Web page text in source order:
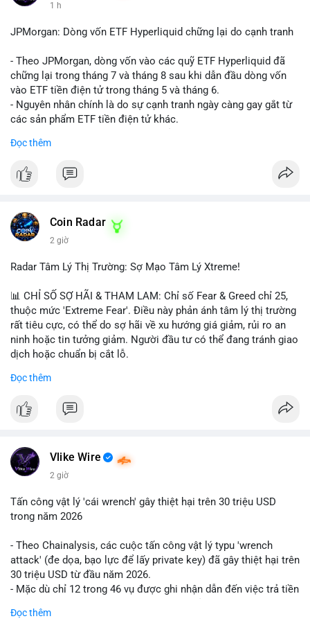
1 h
JPMorgan: Dòng vốn ETF Hyperliquid chững lại do cạnh tranh
- Theo JPMorgan, dòng vốn vào các quỹ ETF Hyperliquid đã
chững lại trong tháng 7 và tháng 8 sau khi dẫn đầu dòng vốn
vào ETF tiền điện tử trong tháng 5 và tháng 6.
- Nguyên nhân chính là do sự cạnh tranh ngày càng gay gắt từ
các sản phẩm ETF tiền điện tử khác.
Hyperliquid có thể đã giảm bớt, ảnh hưởng đến dòng vốn và
- Nhà đầu tư cần theo dõi sát sao diễn biến thị trường và các
#binancesquare #cryptonews
📰 Nguồn: CoinDesk
Đọc thêm
Coin Radar
2 giờ
Radar Tâm Lý Thị Trường: Sợ Mạo Tâm Lý Xtreme!
📊 CHỈ SỐ SỢ HÃI & THAM LAM: Chỉ số Fear & Greed chỉ 25,
thuộc mức 'Extreme Fear'. Điều này phản ánh tâm lý thị trường
rất tiêu cực, có thể do sợ hãi về xu hướng giá giảm, rủi ro an
ninh hoặc tin tưởng giảm. Người đầu tư có thể đang tránh giao
dịch hoặc chuẩn bị cắt lỗ.
📈 XU HƯỚNG TÌM KIẾM & THẢO LUẬN: Coin trending trên
(CASHCAT), Pudgy Penguins (PENGU) và OVERTAKE (TAKE).
trung của người dùng vào các chủ đề địa phương. Trên
LunarCrush, các chủ đề như Solana, Taylor Swift và UFC 310
💬 DÒNG CHẢY TIN TỨC & TRUYỀN THÔNG: Tài chính Việt
Bắc', trong khi tin tức quốc tế nhấn mạnh việc Putin ký luật
crypto và sự kiện an ninh như hack Zeus Wallet. Trên Binance
Square, nhiều người chia sẻ chiến lược giao dịch như lệnh
Long $BTW hoặc cập nhật về sự kiện Alpha Trading
Đọc thêm
Vlike Wire
2 giờ
Tấn công vật lý 'cái wrench' gây thiệt hại trên 30 triệu USD
trong năm 2026
- Theo Chainalysis, các cuộc tấn công vật lý typu 'wrench
attack' (đe dọa, bạo lực để lấy private key) đã gây thiệt hại trên
30 triệu USD từ đầu năm 2026.
- Mặc dù chỉ 12 trong 46 vụ được ghi nhận dẫn đến việc trả tiền
gồm rò rỉ dữ liệu và đe dọa tới gia đình, bạn bè của người sở
Đọc thêm